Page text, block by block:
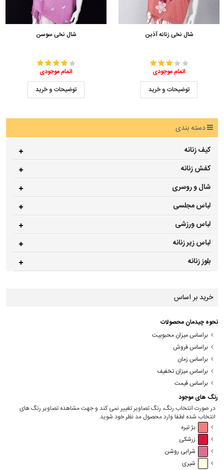
شال نخی زنانه آذین
اتمام موجودی
توضیحات و خرید
شال نخی سوسن
اتمام موجودی
توضیحات و خرید
دسته بندی
کیف زنانه
کفش زنانه
شال و روسری
لباس مجلسی
لباس ورزشی
لباس زیر زنانه
بلوز زنانه
خرید بر اساس
نحوه چیدمان محصولات
براساس میزان محبوبیت
براساس فروش
براساس زمان
براساس میزان تخفیف
براساس قیمت
رنگ های موجود
در صورت انتخاب رنگ، رنگ تصاویر تغییر نمی کند و جهت مشاهده تصاویر رنگ های
انتخاب شده لطفا وارد محصول مد نظر خود شوید.
بژ تیره
زرشکی
شرابی روشن
شیری